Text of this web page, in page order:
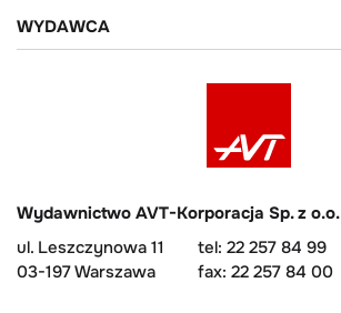
WYDAWCA
Wydawnictwo AVT-Korporacja Sp. z o.o.
ul. Leszczynowa 11
03-197 Warszawa
tel: 22 257 84 99
fax: 22 257 84 00